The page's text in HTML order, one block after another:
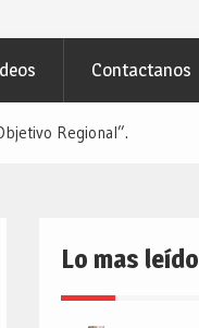
Contactanos
Regional”.
Lo mas leído